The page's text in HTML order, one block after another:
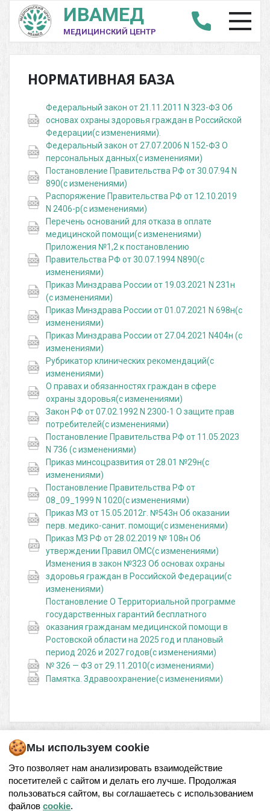
ИВАМЕД
МЕДИЦИНСКИЙ ЦЕНТР
НОРМАТИВНАЯ БАЗА
Федеральный закон от 21.11.2011 N 323-ФЗ Об
основах охраны здоровья граждан в Российской
Федерации(с изменениями).
Федеральный закон от 27.07.2006 N 152-ФЗ О
персональных данных(с изменениями)
Постановление Правительства РФ от 30.07.94 N
890(с изменениями)
Распоряжение Правительства РФ от 12.10.2019
N 2406-р(с изменениями)
Перечень оснований для отказа в оплате
медицинской помощи(с изменениями)
Приложения №1,2 к постановлению
Правительства РФ от 30.07.1994 N890(с
изменениями)
Приказ Минздрава России от 19.03.2021 N 231н
(с изменениями)
Приказ Минздрава России от 01.07.2021 N 698н(с
изменениями)
Приказ Минздрава России от 27.04.2021 N404н (с
изменениями)
Рубрикатор клинических рекомендаций(с
изменениями)
О правах и обязанностях граждан в сфере
охраны здоровья(с изменениями)
Закон РФ от 07.02.1992 N 2300-1 О защите прав
потребителей(с изменениями)
Постановление Правительства РФ от 11.05.2023
N 736 (с изменениями)
Приказ минсоцразвития от 28.01 №29н(с
изменениями)
Постановление Правительства РФ от
08_09_1999 N 1020(с изменениями)
Приказ МЗ от 15.05.2012г. №543н Об оказании
перв. медико-санит. помощи(с изменениями)
Приказ МЗ РФ от 28.02.2019 № 108н Об
утверждении Правил ОМС(с изменениями)
Изменения в закон №323 Об основах охраны
здоровья граждан в Российской Федерации(с
изменениями)
Постановление О Территориальной программе
государственных гарантий бесплатного
оказания гражданам медицинской помощи в
Ростовской области на 2025 год и плановый
период 2026 и 2027 годов(с изменениями)
№ 326 — ФЗ от 29.11.2010(с изменениями)
Памятка. Здравоохранение(с изменениями)
© 2026,МЕДИЦИНСКИЙ ЦЕНТР ООО «ИВАМЕД» В РОСТОВЕ-НА-ДОНУ
Мы используем cookie
Это позволяет нам анализировать взаимодействие
посетителей с сайтом и делать его лучше. Продолжая
пользоваться сайтом, вы соглашаетесь с использованием
файлов cookie.